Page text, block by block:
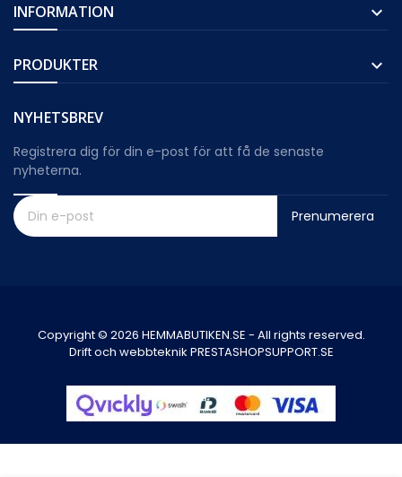
INFORMATION 
PRODUKTER 
NYHETSBREV
Registrera dig för din e-post för att få de senaste
nyheterna.
Prenumerera
Copyright © 2026 HEMMABUTIKEN.SE - All rights reserved.
Drift och webbteknik PRESTASHOPSUPPORT.SE